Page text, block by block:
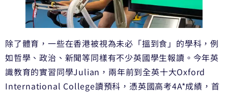
除了體育，一些在香港被視為未必「搵到食」的學科，例
如哲學、政治、新聞等同樣有不少英國學生報讀。今年英
識教育的實習同學Julian，兩年前到全英十大Oxford
International College讀預科，憑英國高考4A*成績，首